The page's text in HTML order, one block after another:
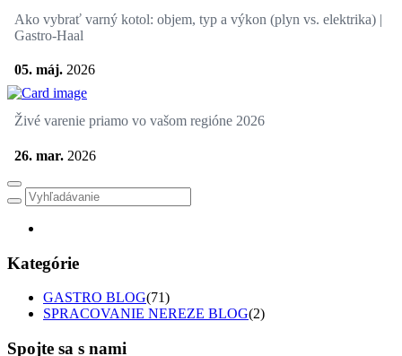
Ako vybrať varný kotol: objem, typ a výkon (plyn vs. elektrika) |
Gastro-Haal
05. máj. 2026
Živé varenie priamo vo vašom regióne 2026
26. mar. 2026
Kategórie
GASTRO BLOG(71)
SPRACOVANIE NEREZE BLOG(2)
Spojte sa s nami